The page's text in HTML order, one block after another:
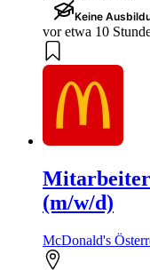
Keine
vor etwa 10
(m/w/d)
McDonald's